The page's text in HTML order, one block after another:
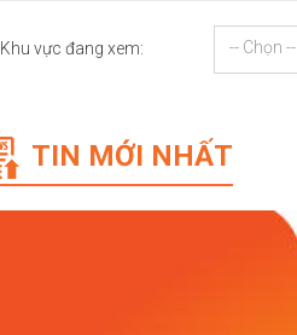
Khu vực đang xem: -- Chọn --
TIN MỚI NHẤT